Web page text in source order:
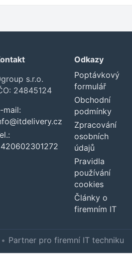
s.r.o.
24845124
mail:
Odkazy
Poptávkový
formulář
Obchodní
podmínky
Zpracování
osobních
údajů
Pravidla
používání
cookies
Články o
firemním IT
• Partner pro firemní IT techniku